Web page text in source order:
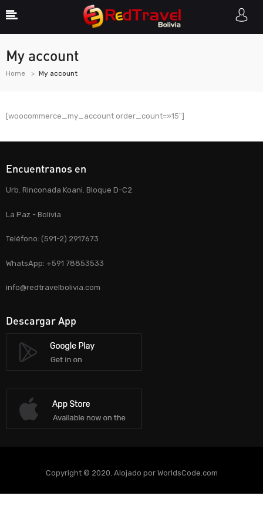
My account
Home My account
[woocommerce_my_account order_count=»15″]
Encuentranos en
Urb. Rinconada Koani. Bloque D-C2
La Paz - Bolivia
Teléfono: (591-2) 2917673
WhatsApp: +591 78853533
info@redtravelbolivia.com
Descargar App
Copyright © 2020. Alojado por WorldsCode.com